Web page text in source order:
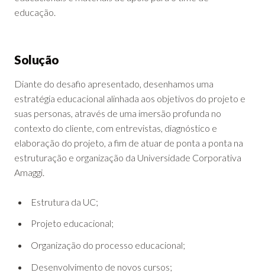
educação.
Solução
Diante do desafio apresentado, desenhamos uma
estratégia educacional alinhada aos objetivos do projeto e
suas personas, através de uma imersão profunda no
contexto do cliente, com entrevistas, diagnóstico e
elaboração do projeto, a fim de atuar de ponta a ponta na
estruturação e organização da Universidade Corporativa
Amaggi.
Estrutura da UC;
Projeto educacional;
Organização do processo educacional;
Desenvolvimento de novos cursos;